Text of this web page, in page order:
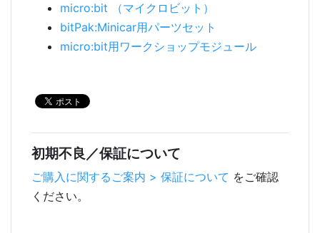
micro:bit （マイクロビット）
bitPak:Minicar用パーツセット
micro:bit用ワークショップモジュール
初期不良／保証について
ご購入に関するご案内 > 保証について をご確認
ください。